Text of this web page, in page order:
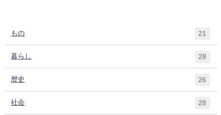
もの 21
暮らし 28
歴史 26
社会 28